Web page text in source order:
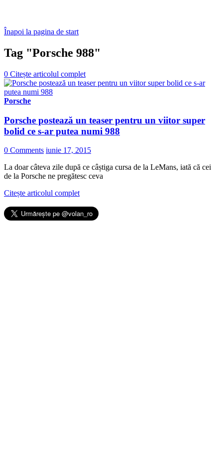
Înapoi la pagina de start
Tag "Porsche 988"
0 Citește articolul complet
Porsche
Porsche postează un teaser pentru un viitor super
bolid ce s-ar putea numi 988
0 Comments iunie 17, 2015
La doar câteva zile după ce câștiga cursa de la LeMans, iată că cei
de la Porsche ne pregătesc ceva
Citește articolul complet